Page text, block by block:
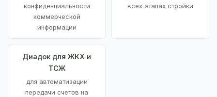
конфиденциальности
коммерческой
информации
всех этапах стройки
Диадок для ЖКХ и
ТСЖ
для автоматизации
передачи счетов на